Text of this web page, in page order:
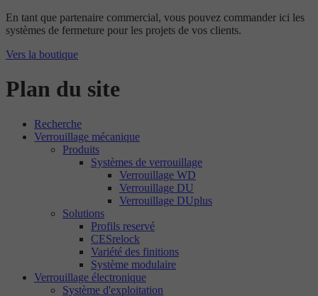
En tant que partenaire commercial, vous pouvez commander ici les
systèmes de fermeture pour les projets de vos clients.
Vers la boutique
Plan du site
Recherche
Verrouillage mécanique
Produits
Systèmes de verrouillage
Verrouillage WD
Verrouillage DU
Verrouillage DUplus
Solutions
Profils reservé
CESrelock
Variété des finitions
Système modulaire
Verrouillage électronique
Système d'exploitation